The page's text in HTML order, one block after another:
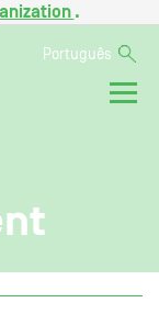
.
Português